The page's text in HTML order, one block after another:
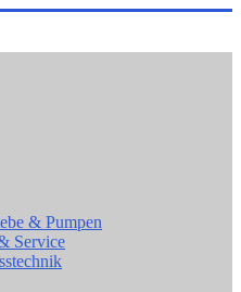
& Pumpen
Service